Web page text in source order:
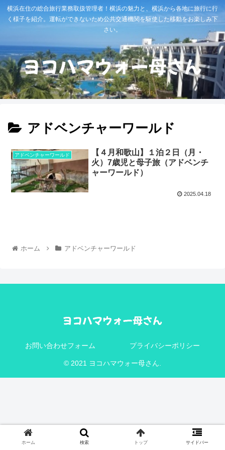
横浜在住の総合旅行業務取扱管理者！横浜の魅力と、横浜から各地に旅行に行
く様子を紹介。運転ができないため公共交通機関を駆使した移動をお楽しみ下
さい。
アドベンチャーワールド
アドベンチャーワールド
【４月和歌山】１泊２日（月・
火）7歳児と母子旅（アドベンチ
ャーワールド）
2025.04.18
ホーム アドベンチャーワールド
お問い合わせフォーム プライバシーポリシー
© 2021 ヨコハマウォー母さん.
ホーム 検索 トップ サイドバー